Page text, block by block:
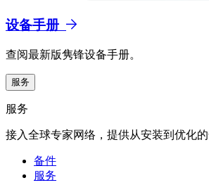
设备手册
查阅最新版隽锋设备手册。
服务
服务
接入全球专家网络，提供从安装到优化的
备件
服务